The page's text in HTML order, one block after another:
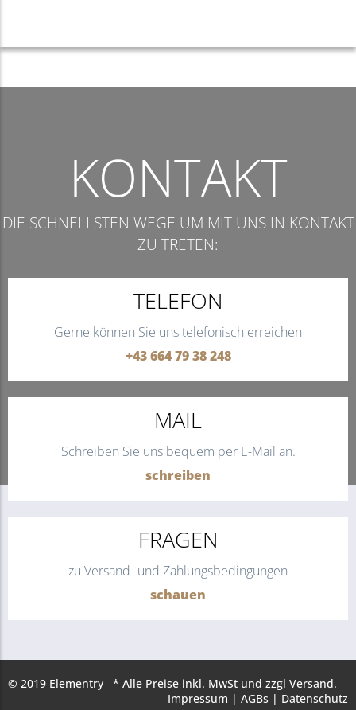
KONTAKT
DIE SCHNELLSTEN WEGE UM MIT UNS IN KONTAKT
ZU TRETEN:
TELEFON
Gerne können Sie uns telefonisch erreichen
+43 664 79 38 248
MAIL
Schreiben Sie uns bequem per E-Mail an.
schreiben
FRAGEN
zu Versand- und Zahlungsbedingungen
schauen
© 2019 Elementry * Alle Preise inkl. MwSt und zzgl Versand.
Impressum | AGBs | Datenschutz